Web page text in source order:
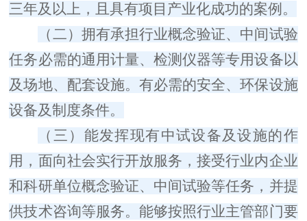
三年及以上，且具有项目产业化成功的案例。
（二） 拥有承担行业概念验证、中间试验
任务必需的通用计量、检测仪器等专用设备以
及场地、配套设施。有必需的安全、环保设施
设备及制度条件。
（三） 能发挥现有中试设备及设施的作
用，面向社会实行开放服务，接受行业内企业
和科研单位概念验证、中间试验等任务，并提
供技术咨询等服务。能够按照行业主管部门要